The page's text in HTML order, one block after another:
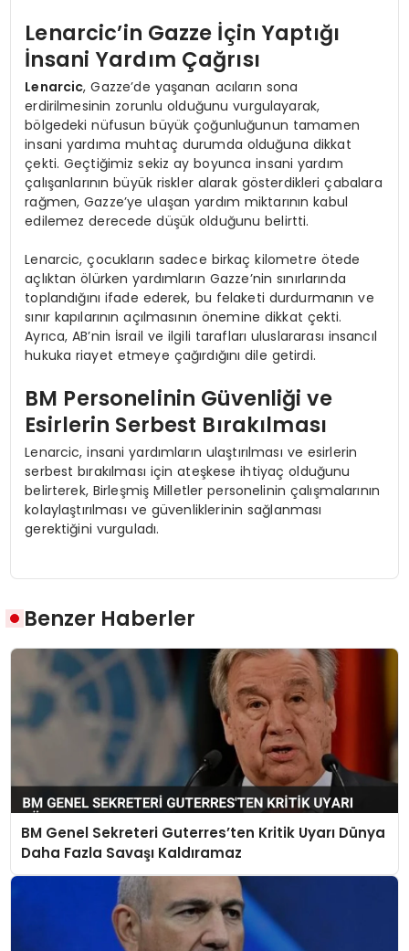
Lenarcic’in Gazze İçin Yaptığı
İnsani Yardım Çağrısı
Lenarcic, Gazze’de yaşanan acıların sona
erdirilmesinin zorunlu olduğunu vurgulayarak,
bölgedeki nüfusun büyük çoğunluğunun tamamen
insani yardıma muhtaç durumda olduğuna dikkat
çekti. Geçtiğimiz sekiz ay boyunca insani yardım
çalışanlarının büyük riskler alarak gösterdikleri çabalara
rağmen, Gazze’ye ulaşan yardım miktarının kabul
edilemez derecede düşük olduğunu belirtti.
Lenarcic, çocukların sadece birkaç kilometre ötede
açlıktan ölürken yardımların Gazze’nin sınırlarında
toplandığını ifade ederek, bu felaketi durdurmanın ve
sınır kapılarının açılmasının önemine dikkat çekti.
Ayrıca, AB’nin İsrail ve ilgili tarafları uluslararası insancıl
hukuka riayet etmeye çağırdığını dile getirdi.
BM Personelinin Güvenliği ve
Esirlerin Serbest Bırakılması
Lenarcic, insani yardımların ulaştırılması ve esirlerin
serbest bırakılması için ateşkese ihtiyaç olduğunu
belirterek, Birleşmiş Milletler personelinin çalışmalarının
kolaylaştırılması ve güvenliklerinin sağlanması
gerektiğini vurguladı.
Benzer Haberler
BM Genel Sekreteri Guterres’ten Kritik Uyarı Dünya
Daha Fazla Savaşı Kaldıramaz